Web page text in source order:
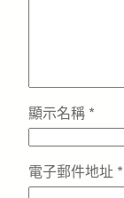
顯示名稱 *
電子郵件地址 *